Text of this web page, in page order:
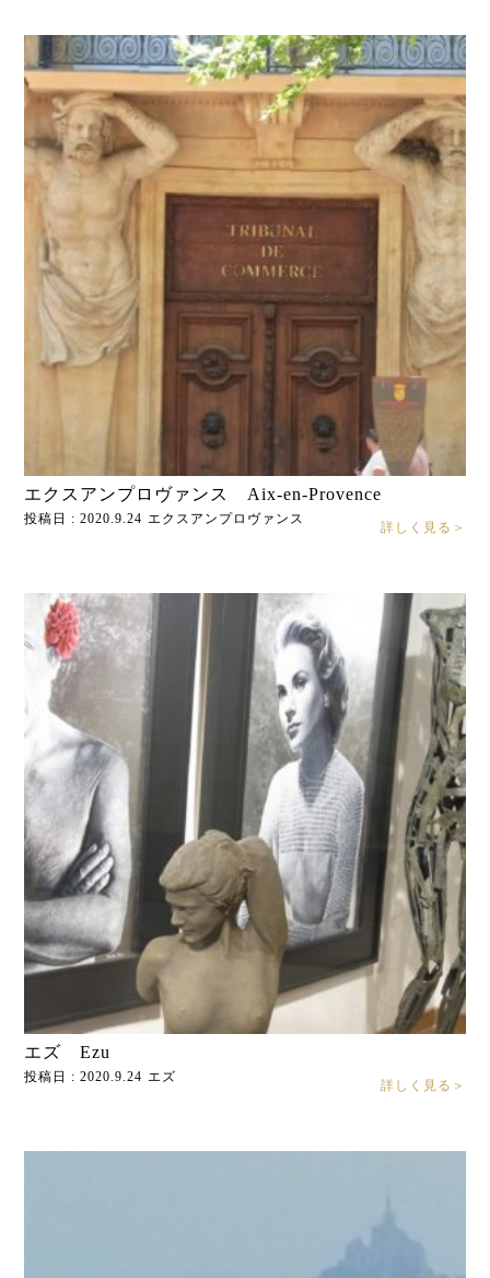
エクスアンプロヴァンス Aix-en-Provence
投稿日 : 2020.9.24 エクスアンプロヴァンス
詳しく見る＞
エズ Ezu
投稿日 : 2020.9.24 エズ
詳しく見る＞